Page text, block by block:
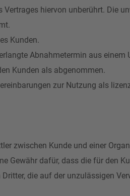
hiervon unberührt. Die
Kunden.
Abnahmetermin aus
Kunden als abgenommen.
zur Nutzung als
zwischen Kunde und einer
Gewähr dafür, dass die für den
die auf der unzulässigen